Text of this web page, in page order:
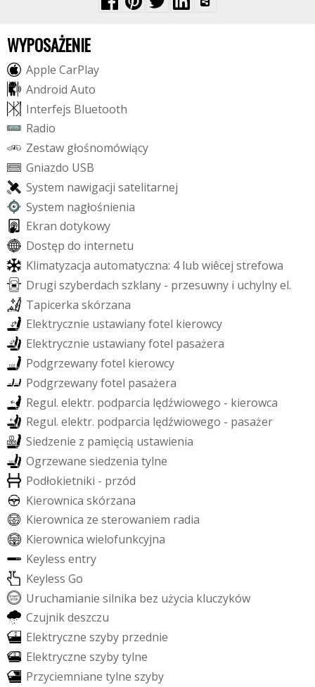
WYPOSAŻENIE
Apple CarPlay
Android Auto
Interfejs Bluetooth
Radio
Zestaw głośnomówiący
Gniazdo USB
System nawigacji satelitarnej
System nagłośnienia
Ekran dotykowy
Dostęp do internetu
Klimatyzacja automatyczna: 4 lub wiêcej strefowa
Drugi szyberdach szklany - przesuwny i uchylnyel.
Tapicerka skórzana
Elektrycznie ustawianyfotel kierowcy
Elektrycznie ustawianyfotel pasażera
Podgrzewanyfotel kierowcy
Podgrzewanyfotel pasażera
Regul. elektr. podparcia lędźwiowego - kierowca
Regul. elektr. podparcia lędźwiowego - pasażer
Siedzenie z pamięcią ustawienia
Ogrzewane siedzenia tylne
Podłokietniki - przód
Kierownica skórzana
Kierownica ze sterowaniem radia
Kierownica wielofunkcyjna
Keyless entry
Keyless Go
Uruchamianie silnika bez użycia kluczyków
Czujnikdeszczu
Elektryczne szyby przednie
Elektryczne szybytylne
Przyciemniane tylne szyby